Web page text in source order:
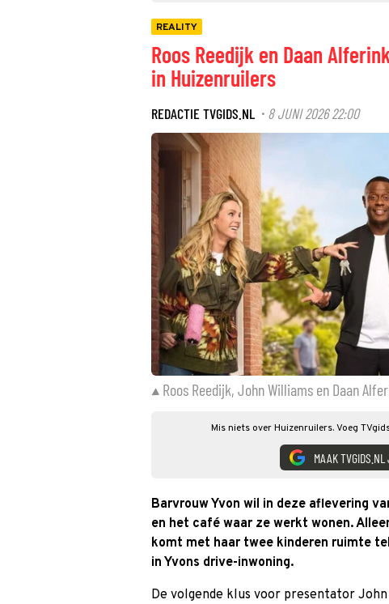
REALITY
Roos Reedijk en Daan
in Huizenruilers
REDACTIE TVGIDS.NL· 8 JUNI 2026 22:00
Roos Reedijk, John Williams en Daan
Mis niets over Huizenruilers. Voeg
MAAK TVGIDS.NL
Barvrouw Yvon wil in deze aflevering
en het café waar ze werkt wonen.
komt met haar twee kinderen ruimte
in Yvons drive-inwoning.
De volgende klus voor presentator